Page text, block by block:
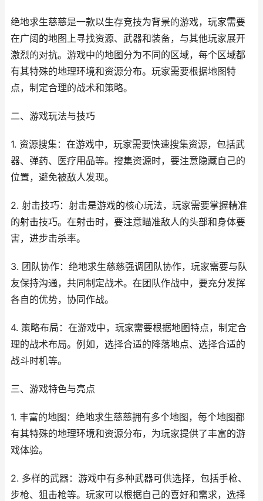
绝地求生慈慈是一款以生存竞技为背景的游戏，玩家需要
在广阔的地图上寻找资源、武器和装备，与其他玩家展开
激烈的对抗。游戏中的地图分为不同的区域，每个区域都
有其特殊的地理环境和资源分布。玩家需要根据地图特
点，制定合理的战术和策略。
二、游戏玩法与技巧
1. 资源搜集：在游戏中，玩家需要快速搜集资源，包括武
器、弹药、医疗用品等。搜集资源时，要注意隐藏自己的
位置，避免被敌人发现。
2. 射击技巧：射击是游戏的核心玩法，玩家需要掌握精准
的射击技巧。在射击时，要注意瞄准敌人的头部和身体要
害，进步击杀率。
3. 团队协作：绝地求生慈慈强调团队协作，玩家需要与队
友保持沟通，共同制定战术。在团队作战中，要充分发挥
各自的优势，协同作战。
4. 策略布局：在游戏中，玩家需要根据地图特点，制定合
理的战术布局。例如，选择合适的降落地点、选择合适的
战斗时机等。
三、游戏特色与亮点
1. 丰富的地图：绝地求生慈慈拥有多个地图，每个地图都
有其特殊的地理环境和资源分布，为玩家提供了丰富的游
戏体验。
2. 多样的武器：游戏中有多种武器可供选择，包括手枪、
步枪、狙击枪等。玩家可以根据自己的喜好和需求，选择